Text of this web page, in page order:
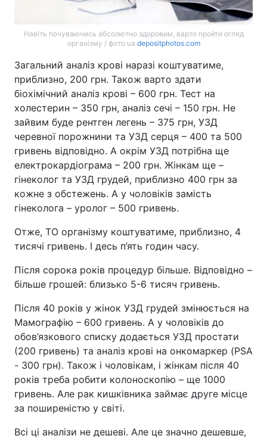
Навіть почуваючись абсолютно здоровим, варто пройти огляд
організму / фото ua.depositphotos.com
Загальний аналіз крові наразі коштуватиме,
приблизно, 200 грн. Також варто здати
біохімічний аналіз крові – 600 грн. Тест на
холестерин – 350 грн, аналіз сечі – 150 грн. Не
зайвим буде рентген легень – 375 грн, УЗД
черевної порожнини та УЗД серця – 400 та 500
гривень відповідно. А окрім УЗД потрібна ще
електрокардіограма – 200 грн. Жінкам ще –
гінеколог та УЗД грудей, приблизно 400 грн за
кожне з обстежень. А у чоловіків замість
гінеколога – уролог – 500 гривень.
Отже, ТО організму коштуватиме, приблизно, 4
тисячі гривень. І десь п’ять годин часу.
Після сорока років процедур більше. Відповідно –
більше грошей: близько 5-6 тисяч гривень.
Після 40 років у жінок УЗД грудей змінюється на
Мамографію – 600 гривень. А у чоловіків до
обов’язкового списку додається УЗД простати
(200 гривень) та аналіз крові на онкомаркер (PSA
- 300 грн). Також і чоловікам, і жінкам після 40
років треба робити колоноскопію – ще 1000
гривень. Але рак кишківника займає друге місце
за поширеністю у світі.
Всі ці аналізи не дешеві. Але це значно дешевше,